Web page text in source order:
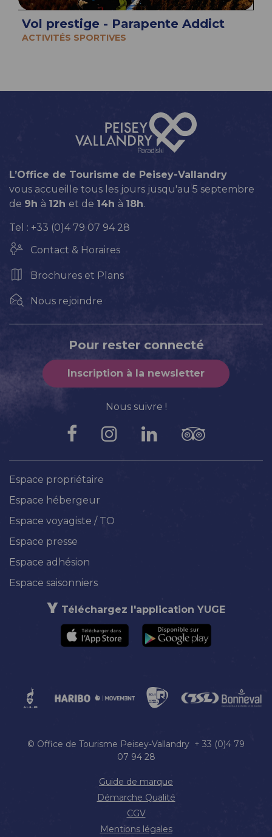
Vol prestige - Parapente Addict
ACTIVITÉS SPORTIVES
L’Office de Tourisme de Peisey-Vallandry
vous accueille tous les jours jusqu'au 5 septembre
de 9h à 12h et de 14h à 18h.
Tel : +33 (0)4 79 07 94 28
Contact & Horaires
Brochures et Plans
Nous rejoindre
Pour rester connecté
Inscription à la newsletter
Nous suivre !
Espace propriétaire
Espace hébergeur
Espace voyagiste / TO
Espace presse
Espace adhésion
Espace saisonniers
Téléchargez l'application YUGE
© Office de Tourisme Peisey-Vallandry + 33 (0)4 79
07 94 28
Guide de marque
Démarche Qualité
CGV
Mentions légales